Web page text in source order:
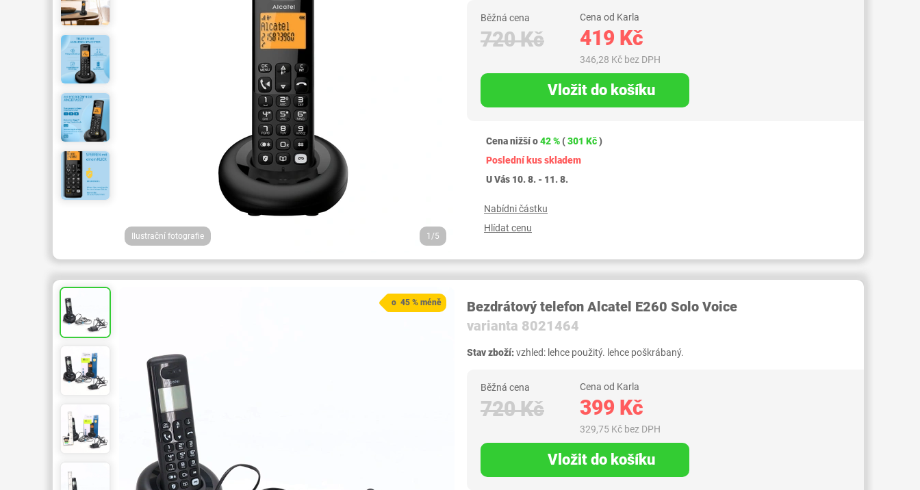
Ilustrační fotografie 1/5
Běžná cena
720 Kč
Cena od Karla
419 Kč
346,28 Kč bez DPH
Vložit do košíku
Cena nižší o42 % (301 Kč)
Poslední kus skladem
U Vás 10. 8. - 11. 8.
Nabídni částku
Hlídat cenu
o 45 % méně
Bezdrátový telefon Alcatel E260 Solo Voice
varianta 8021464
Stav zboží:vzhled: lehce použitý. lehce poškrábaný.
Běžná cena
720 Kč
Cena od Karla
399 Kč
329,75 Kč bez DPH
Vložit do košíku